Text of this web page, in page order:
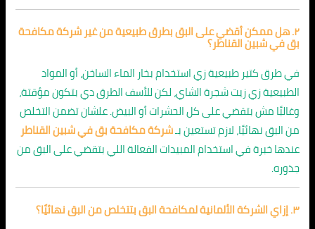
٢. هل ممكن أقضي على البق بطرق طبيعية من غير شركة مكافحة
بق في شبين القناطر؟
في طرق كتير طبيعية زي استخدام بخار الماء الساخن، أو المواد
الطبيعية زي زيت شجرة الشاي، لكن للأسف الطرق دي بتكون مؤقتة،
وغالبًا مش بتقضي على كل الحشرات أو البيض. علشان تضمن التخلص
من البق نهائيًا، لازم تستعين بـشركة مكافحة بق في شبين القناطر
عندها خبرة في استخدام المبيدات الفعالة اللي بتقضي على البق من
جذوره.
٣. إزاي الشركة الألمانية لمكافحة البق بتتخلص من البق نهائيًا؟